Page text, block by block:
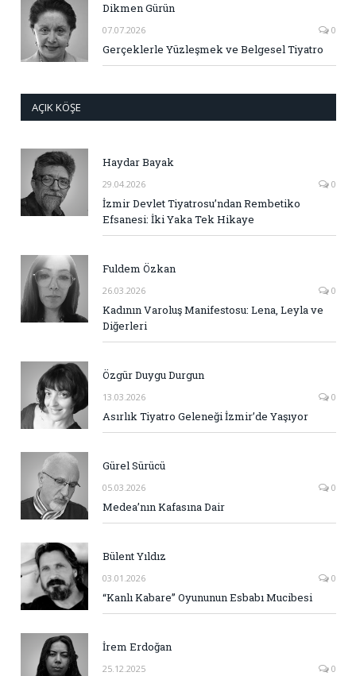
Dikmen Gürün
07.07.2026 0
Gerçeklerle Yüzleşmek ve Belgesel Tiyatro
AÇIK KÖŞE
Haydar Bayak
29.04.2026 0
İzmir Devlet Tiyatrosu’ndan Rembetiko
Efsanesi: İki Yaka Tek Hikaye
Fuldem Özkan
26.03.2026 0
Kadının Varoluş Manifestosu: Lena, Leyla ve
Diğerleri
Özgür Duygu Durgun
13.03.2026 0
Asırlık Tiyatro Geleneği İzmir’de Yaşıyor
Gürel Sürücü
05.03.2026 0
Medea’nın Kafasına Dair
Bülent Yıldız
03.01.2026 0
“Kanlı Kabare” Oyununun Esbabı Mucibesi
İrem Erdoğan
25.12.2025 0